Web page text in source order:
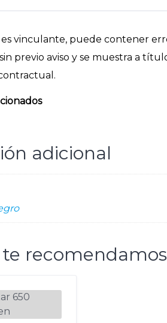
vinculante, puede contener
previo aviso y se muestra a
adicional